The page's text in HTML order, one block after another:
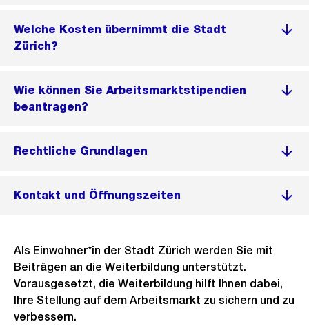
Welche Kosten übernimmt die Stadt
Zürich?
Wie können Sie Arbeitsmarktstipendien
beantragen?
Rechtliche Grundlagen
Kontakt und Öffnungszeiten
Als Einwohner*in der Stadt Zürich werden Sie mit
Beiträgen an die Weiterbildung unterstützt.
Vorausgesetzt, die Weiterbildung hilft Ihnen dabei,
Ihre Stellung auf dem Arbeitsmarkt zu sichern und zu
verbessern.